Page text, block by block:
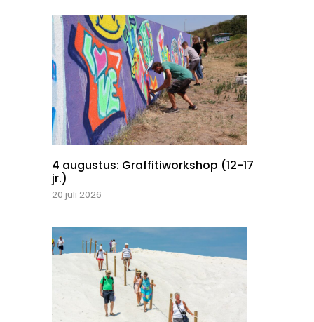
4 augustus: Graffitiworkshop (12-17
jr.)
20 juli 2026